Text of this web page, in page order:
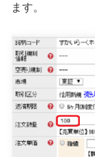
ます。